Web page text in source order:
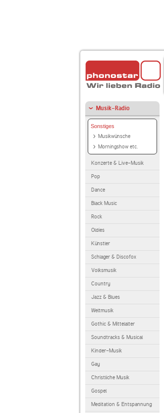
Musik-Radio
Sonstiges
Musikwünsche
Morningshow etc.
Konzerte & Live-Musik
Pop
Dance
Black Music
Rock
Oldies
Künstler
Schlager & Discofox
Volksmusik
Country
Jazz & Blues
Weltmusik
Gothic & Mittelalter
Soundtracks & Musical
Kinder-Musik
Gay
Christliche Musik
Gospel
Meditation & Entspannung